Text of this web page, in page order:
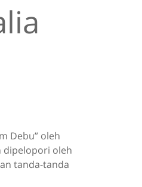
Debu” oleh
dipelopori oleh
tanda-tanda